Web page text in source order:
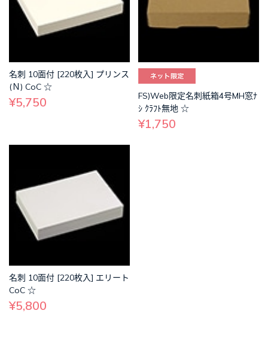
名刺 10面付 [220枚入] プリンス
(Ｎ) CoC ☆
¥5,750
FS)Web限定名刺紙箱4号MH窓ﾅ
ｼ ｸﾗﾌﾄ無地 ☆
¥1,750
名刺 10面付 [220枚入] エリート
CoC ☆
¥5,800